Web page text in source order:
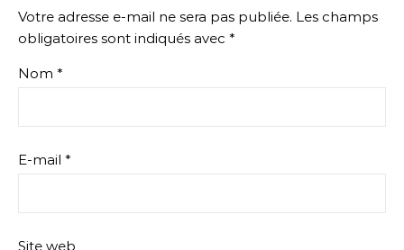
Votre adresse e-mail ne sera pas publiée. Les champs
obligatoires sont indiqués avec *
Nom *
E-mail *
Site web